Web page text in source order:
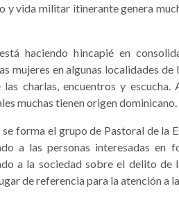
y vida militar itinerante genera
haciendo hincapié en
mujeres en algunas localidades
las charlas, encuentros y
muchas tienen origen dominicano.
se forma el grupo de Pastoral de la
a las personas interesadas en
a la sociedad sobre el delito
de referencia para la atención a